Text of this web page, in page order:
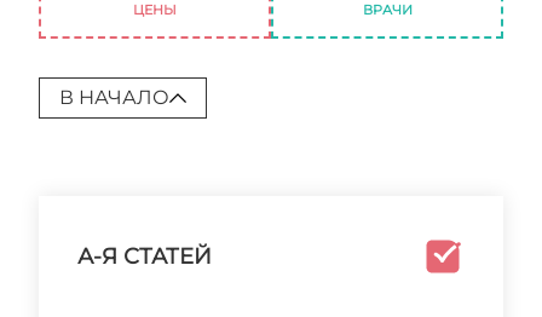
ЦЕНЫ ВРАЧИ
В НАЧАЛО
А-Я СТАТЕЙ